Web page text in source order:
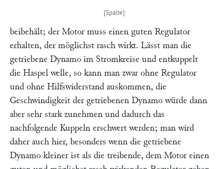
beibehält; der Motor muss einen guten Regulator
erhalten, der möglichst rasch wirkt. Lässt man die
getriebene Dynamo im Stromkreise und entkuppelt
die Haspel welle, so kann man zwar ohne Regulator
und ohne Hilfswiderstand auskommen, die
Geschwindigkeit der getriebenen Dynamo würde dann
aber sehr stark zunehmen und dadurch das
nachfolgende Kuppeln erschwert werden; man wird
daher auch hier, besonders wenn die getriebene
Dynamo kleiner ist als die treibende, dem Motor einen